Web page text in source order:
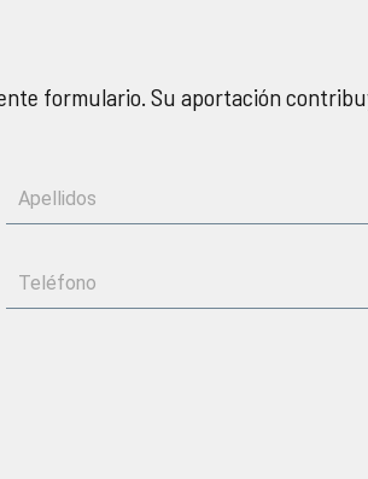
formulario. Su aportación